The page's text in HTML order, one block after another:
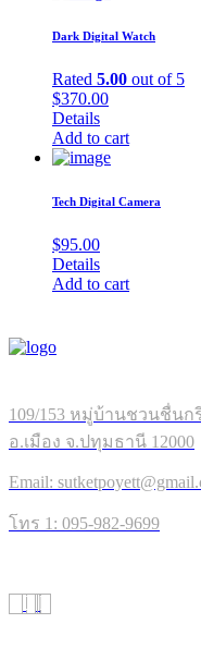
Dark Digital Watch
Rated 5.00 out of 5
$370.00
Details
Add to cart
Tech Digital Camera
$95.00
Details
Add to cart
109/153 หมู่บ้านชวนชื่น
อ.เมือง จ.ปทุมธานี 12000
Email:
โทร 1: 095-982-9699